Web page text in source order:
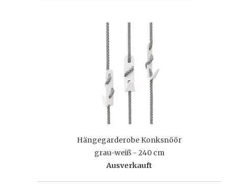
Hängegarderobe Konksnöör
grau-weiß - 240 cm
Ausverkauft